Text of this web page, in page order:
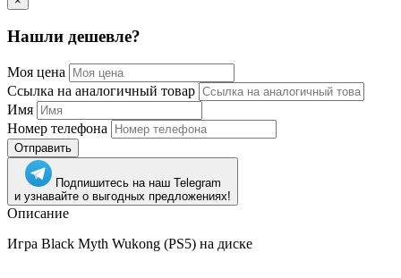
Нашли дешевле?
Моя цена
Ссылка на аналогичный товар
Имя
Номер телефона
Отправить
Подпишитесь на наш Telegram
и узнавайте о выгодных предложениях!
Описание
Игра Black Myth Wukong (PS5) на диске